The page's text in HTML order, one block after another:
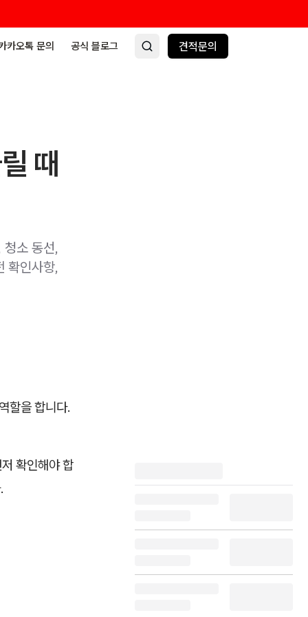
카오톡 문의 공식 블로그 견적문의
때
소 동선,
확인사항,
할을 합니다.
확인해야 합